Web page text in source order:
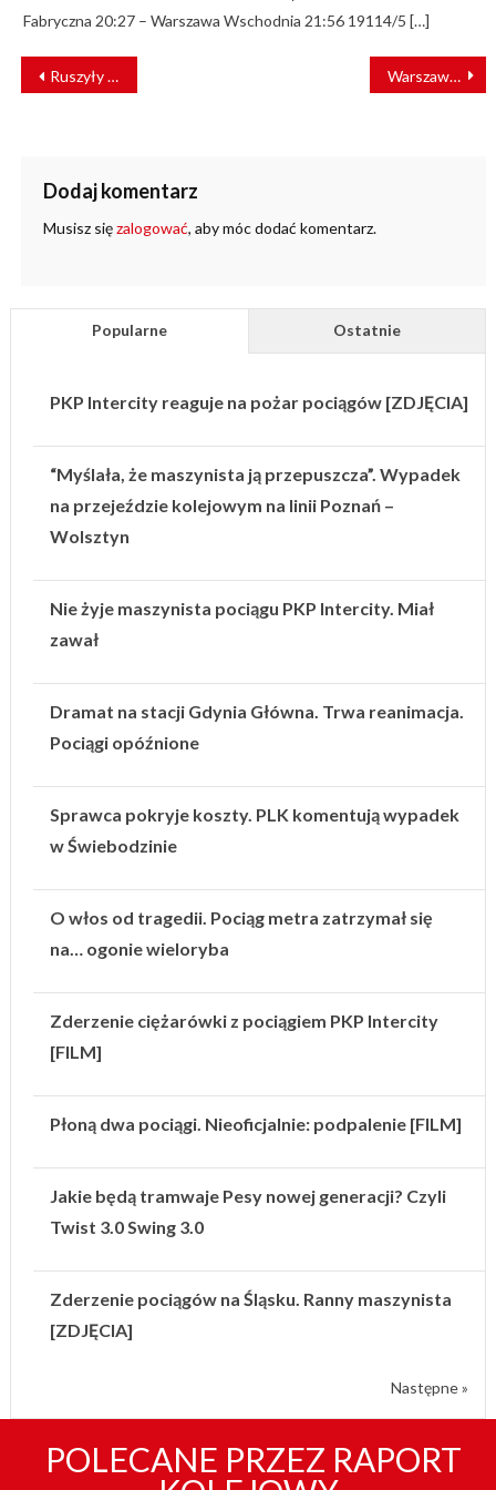
Fabryczna 20:27 – Warszawa Wschodnia 21:56 19114/5 […]
NAWIGACJA
WPISU
Ruszyły prace na linii Poznań – Wolsztyn Warszawska SKM odebrała kolejne pociągi
Dodaj komentarz
Musisz sięzalogować, aby móc dodać komentarz.
Popularne Ostatnie
PKP Intercity reaguje na pożar pociągów [ZDJĘCIA]
“Myślała, że maszynista ją przepuszcza”. Wypadek
na przejeździe kolejowym na linii Poznań –
Wolsztyn
Nie żyje maszynista pociągu PKP Intercity. Miał
zawał
Dramat na stacji Gdynia Główna. Trwa reanimacja.
Pociągi opóźnione
Sprawca pokryje koszty. PLK komentują wypadek
w Świebodzinie
O włos od tragedii. Pociąg metra zatrzymał się
na… ogonie wieloryba
Zderzenie ciężarówki z pociągiem PKP Intercity
[FILM]
Płoną dwa pociągi. Nieoficjalnie: podpalenie [FILM]
Jakie będą tramwaje Pesy nowej generacji? Czyli
Twist 3.0 Swing 3.0
Zderzenie pociągów na Śląsku. Ranny maszynista
[ZDJĘCIA]
Następne »
POLECANE PRZEZ RAPORT